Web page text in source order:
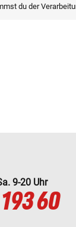
du der
9-20 Uhr
60